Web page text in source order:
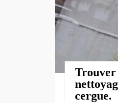
Trouver
cergue.